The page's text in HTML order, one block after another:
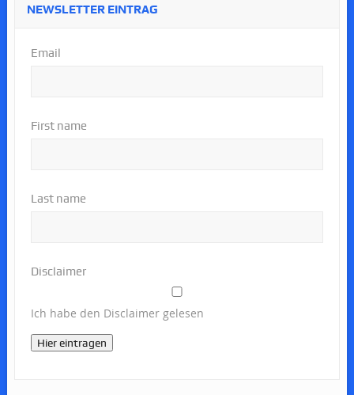
NEWSLETTER EINTRAG
Email
First name
Last name
Disclaimer
Ich habe den Disclaimer gelesen
Hier eintragen